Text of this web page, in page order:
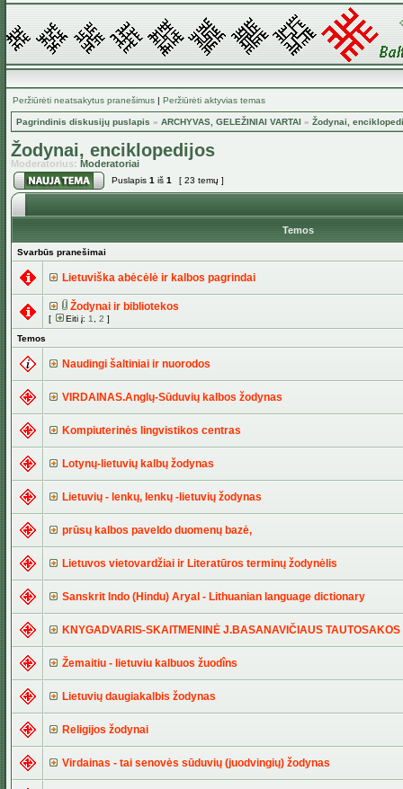
Peržiūrėti neatsakytus pranešimus | Peržiūrėti aktyvias temas
Pagrindinis diskusijų puslapis » ARCHYVAS, GELEŽINIAI VARTAI » Žodynai,
Žodynai, enciklopedijos
Moderatorius: Moderatoriai
Puslapis 1 iš 1 [ 23 temų ]
Temos
Svarbūs pranešimai
Lietuviška abėcėlė ir kalbos pagrindai
Žodynai ir bibliotekos
[ Eiti į: 1 2 ]
Temos
Naudingi šaltiniai ir nuorodos
VIRDAINAS.Anglų-Sūduvių kalbos žodynas
Kompiuterinės lingvistikos centras
Lotynų-lietuvių kalbų žodynas
Lietuvių - lenkų, lenkų -lietuvių žodynas
prūsų kalbos paveldo duomenų bazė,
Lietuvos vietovardžiai ir Literatūros terminų žodynėlis
Sanskrit Indo (Hindu) Aryal - Lithuanian language dictionary
KNYGADVARIS-SKAITMENINĖ J.BASANAVIČIAUS
Žemaitiu - lietuviu kalbuos žuodîns
Lietuvių daugiakalbis žodynas
Religijos žodynai
Virdainas - tai senovės sūduvių (juodvingių) žodynas